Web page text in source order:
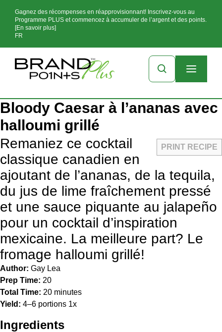
Gagnez des récompenses en réapprovisionnant! Inscrivez-vous au
Programme PLUS et commencez à accumuler de l’argent et des points.
[En savoir plus]
FR
Bloody Caesar à l’ananas avec
halloumi grillé
PRINT RECIPE
Remaniez ce cocktail
classique canadien en
ajoutant de l’ananas, de la tequila,
du jus de lime fraîchement pressé
et une sauce piquante au jalapeño
pour un cocktail d’inspiration
mexicaine. La meilleure part? Le
fromage halloumi grillé!
Author: Gay Lea
Prep Time: 20
Total Time: 20 minutes
Yield: 4–6 portions 1x
Ingredients